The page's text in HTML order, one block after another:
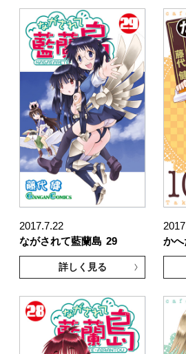
2017.7.22
ながされて藍蘭島 29
詳しく見る
かへ